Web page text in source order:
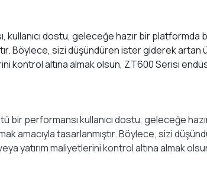
kullanıcı dostu, geleceğe hazır bir
Böylece, sizi düşündüren ister giderek
kontrol altına almak olsun, ZT600 Serisi
bir performansı kullanıcı dostu, geleceğe
amacıyla tasarlanmıştır. Böylece, sizi
yatırım maliyetlerini kontrol altına almak